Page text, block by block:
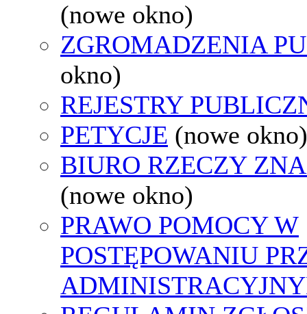
(nowe okno)
ZGROMADZENIA
okno)
REJESTRY
PETYCJE (nowe okno)
BIURO RZECZY
(nowe okno)
PRAWO POMOCY W
POSTĘPOWANIU